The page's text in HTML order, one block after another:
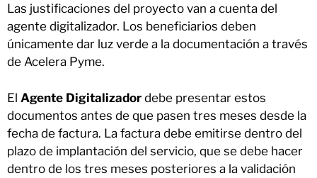
Las justificaciones del proyecto van a cuenta del
agente digitalizador. Los beneficiarios deben
únicamente dar luz verde a la documentación a través
de Acelera Pyme.
El Agente Digitalizador debe presentar estos
documentos antes de que pasen tres meses desde la
fecha de factura. La factura debe emitirse dentro del
plazo de implantación del servicio, que se debe hacer
dentro de los tres meses posteriores a la validación